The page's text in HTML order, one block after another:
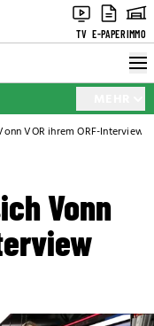
TV E-PAPERIMMO
VOR ihrem ORF-Interview
Vonn